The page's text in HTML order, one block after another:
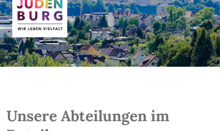
Unsere Abteilungen im